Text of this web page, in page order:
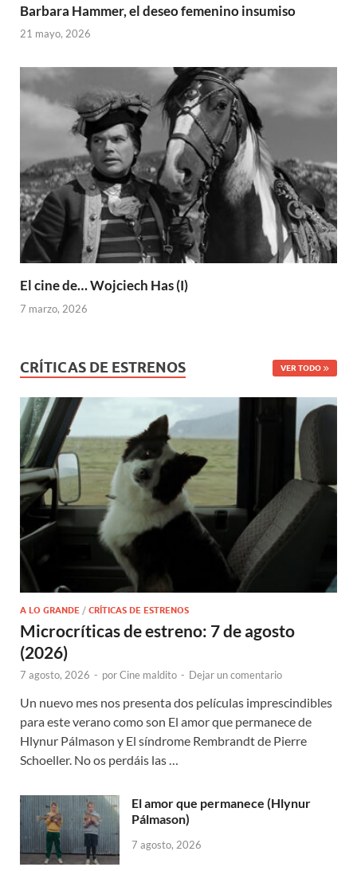
Barbara Hammer, el deseo femenino insumiso
21 mayo, 2026
El cine de… Wojciech Has (I)
7 marzo, 2026
CRÍTICAS DE ESTRENOS VER TODO
A LO GRANDE / CRÍTICAS DE ESTRENOS
Microcríticas de estreno: 7 de agosto
(2026)
7 agosto, 2026 - porCine maldito - Dejar un comentario
Un nuevo mes nos presenta dos películas imprescindibles
para este verano como son El amor que permanece de
Hlynur Pálmason y El síndrome Rembrandt de Pierre
Schoeller. No os perdáis las …
El amor que permanece (Hlynur
Pálmason)
7 agosto, 2026